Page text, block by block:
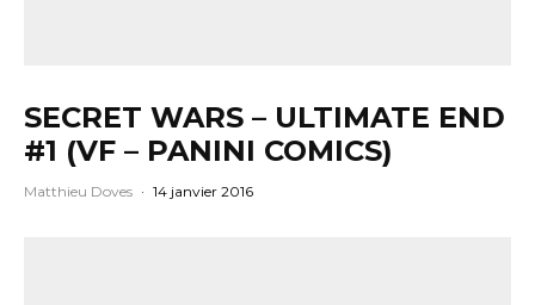
SECRET WARS – ULTIMATE END
#1 (VF – PANINI COMICS)
Matthieu Doves · 14 janvier 2016